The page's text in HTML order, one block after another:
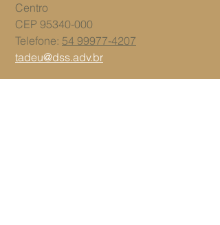
Centro
CEP 95340-000
Telefone: 54 99977-4207
tadeu@dss.adv.br